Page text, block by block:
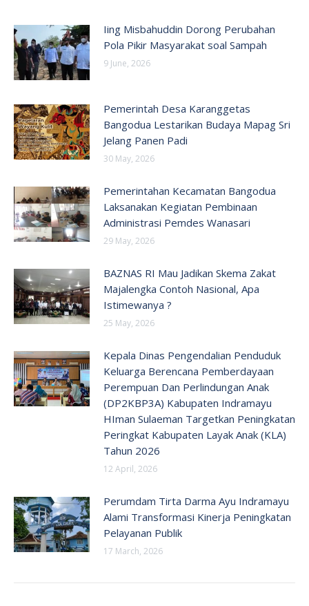
Iing Misbahuddin Dorong Perubahan
Pola Pikir Masyarakat soal Sampah
9 June, 2026
Pemerintah Desa Karanggetas
Bangodua Lestarikan Budaya Mapag Sri
Jelang Panen Padi
30 May, 2026
Pemerintahan Kecamatan Bangodua
Laksanakan Kegiatan Pembinaan
Administrasi Pemdes Wanasari
29 May, 2026
BAZNAS RI Mau Jadikan Skema Zakat
Majalengka Contoh Nasional, Apa
Istimewanya ?
25 May, 2026
Kepala Dinas Pengendalian Penduduk
Keluarga Berencana Pemberdayaan
Perempuan Dan Perlindungan Anak
(DP2KBP3A) Kabupaten Indramayu
HIman Sulaeman Targetkan Peningkatan
Peringkat Kabupaten Layak Anak (KLA)
Tahun 2026
12 April, 2026
Perumdam Tirta Darma Ayu Indramayu
Alami Transformasi Kinerja Peningkatan
Pelayanan Publik
17 March, 2026